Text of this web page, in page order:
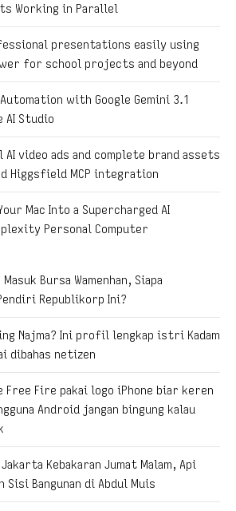
Working in Parallel
presentations easily using
for school projects and beyond
with Google Gemini 3.1
AI Studio
video ads and complete brand assets
Higgsfield MCP integration
Mac Into a Supercharged AI
Personal Computer
Bursa Wamenhan, Siapa
Republikorp Ini?
Najma? Ini profil lengkap istri Kadam
dibahas netizen
Free Fire pakai logo iPhone biar keren
Android jangan bingung kalau
Jakarta Kebakaran Jumat Malam, Api
Sisi Bangunan di Abdul Muis